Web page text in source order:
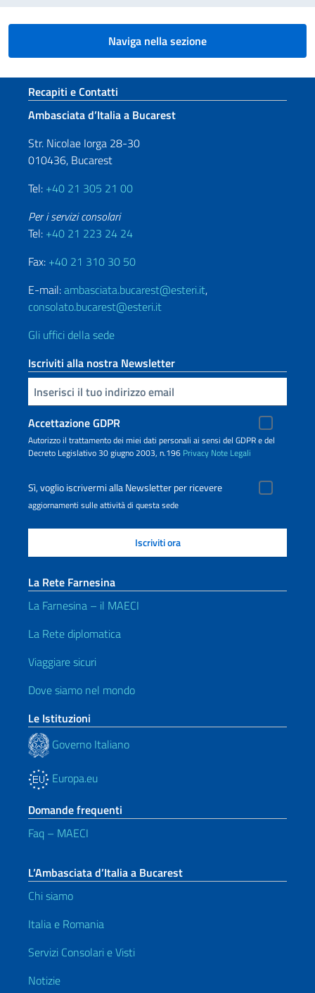
Naviga nella sezione
Sezione footer
Recapiti e Contatti
Ambasciata d’Italia a Bucarest
Str. Nicolae Iorga 28-30
010436, Bucarest
Tel: +40 21 305 21 00
Per i servizi consolari
Tel: +40 21 223 24 24
Fax: +40 21 310 30 50
E-mail:ambasciata.bucarest@esteri.it,
consolato.bucarest@esteri.it
Gli uffici della sede
Iscriviti alla nostra Newsletter
Inserisci la tua email
Accettazione GDPR
Autorizzo il trattamento dei miei dati personali ai sensi del GDPR e del
Decreto Legislativo 30 giugno 2003, n.196 Privacy Note Legali
Sì, voglio iscrivermi alla Newsletter per ricevere
aggiornamenti sulle attività di questa sede
La Rete Farnesina
La Farnesina – il MAECI
La Rete diplomatica
Viaggiare sicuri
Dove siamo nel mondo
Le Istituzioni
Governo Italiano
Europa.eu
Domande frequenti
Faq – MAECI
L’Ambasciata d’Italia a Bucarest
Chi siamo
Italia e Romania
Servizi Consolari e Visti
Notizie